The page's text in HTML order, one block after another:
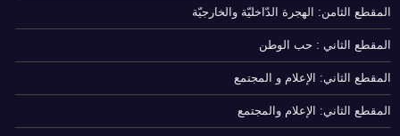
المقطع الثامن: الهجرة الدّاخليّة والخارجيّة
المقطع الثاني : حب الوطن
المقطع الثاني: الإعلام و المجتمع
المقطع الثاني: الإعلام والمجتمع